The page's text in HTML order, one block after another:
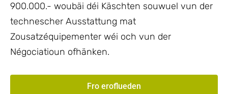
900.000.- woubäi déi Käschten souwuel vun der
technescher Ausstattung mat
Zousatzéquipementer wéi och vun der
Négociatioun ofhänken.
Fro eroflueden